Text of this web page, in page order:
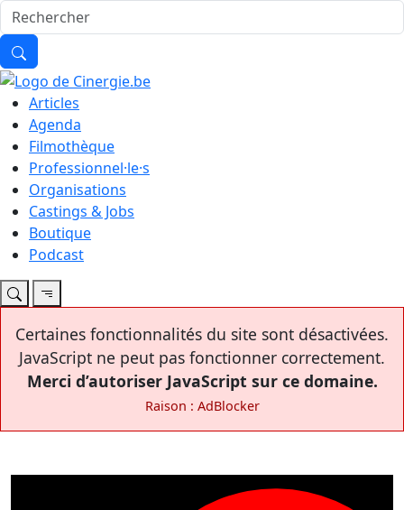
Articles
Agenda
Filmothèque
Professionnel·le·s
Organisations
Castings & Jobs
Boutique
Podcast
Certaines fonctionnalités du site sont désactivées.
JavaScript ne peut pas fonctionner correctement.
Merci d’autoriser JavaScript sur ce domaine.
Raison : AdBlocker